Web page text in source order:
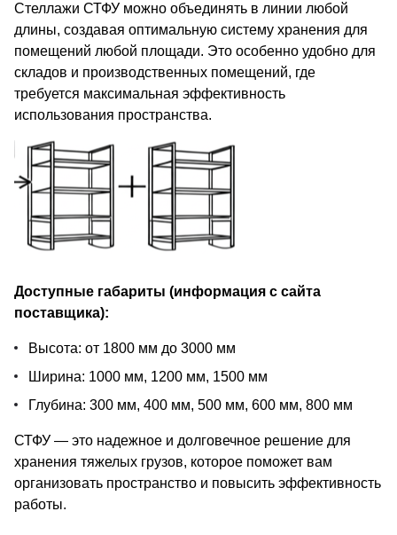
Стеллажи СТФУ можно объединять в линии любой
длины, создавая оптимальную систему хранения для
помещений любой площади. Это особенно удобно для
складов и производственных помещений, где
требуется максимальная эффективность
использования пространства.
Доступные габариты (информация с сайта
поставщика):
Высота: от 1800 мм до 3000 мм
Ширина: 1000 мм, 1200 мм, 1500 мм
Глубина: 300 мм, 400 мм, 500 мм, 600 мм, 800 мм
СТФУ — это надежное и долговечное решение для
хранения тяжелых грузов, которое поможет вам
организовать пространство и повысить эффективность
работы.